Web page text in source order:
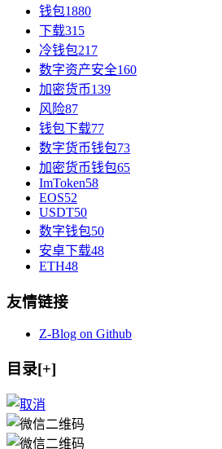
钱包1880
下载315
冷钱包217
数字资产安全160
加密货币139
风险87
钱包下载77
数字货币钱包73
加密货币钱包65
ImToken58
EOS52
USDT50
数字钱包50
安卓下载48
ETH48
友情链接
Z-Blog on Github
目录[+]